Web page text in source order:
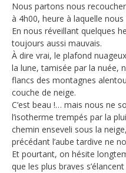
Nous partons nous
à 4h00, heure à laquelle
En nous réveillant quelques
toujours aussi mauvais.
À dire vrai, le plafond
la lune, tamisée par la nuée,
flancs des montagnes
couche de neige.
C’est beau !… mais nous ne
l’isotherme trempés par la
chemin enseveli sous la
précédant l’aube tardive ne
Et pourtant, on hésite
que les plus braves